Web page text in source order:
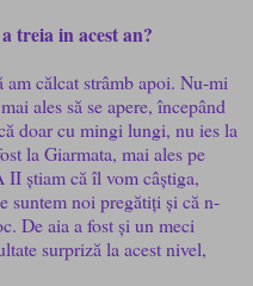
treia in acest an?
călcat strâmb apoi. Nu-mi
ales să se apere, începând
doar cu mingi lungi, nu ies la
la Giarmata, mai ales pe
II știam că îl vom câștiga,
suntem noi pregătiți și că n-
De aia a fost și un meci
surpriză la acest nivel,